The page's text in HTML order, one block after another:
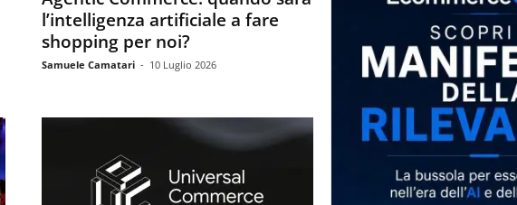
l’intelligenza artificiale a fare
shopping per noi?
Samuele Camatari - 10 Luglio 2026